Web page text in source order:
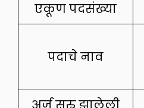
एकूण पदसंख्या
पदाचे नाव